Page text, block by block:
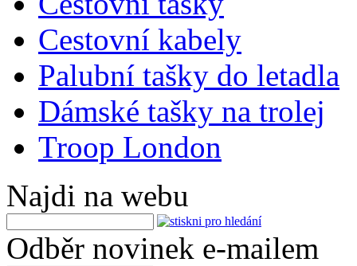
Cestovní kabely
Palubní tašky do letadla
Dámské tašky na trolej
Troop London
Najdi na webu
Odběr novinek e-mailem